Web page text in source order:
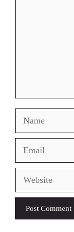
Name
Email
Website